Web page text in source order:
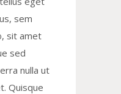
sem
sit amet
sed
nulla ut
Quisque